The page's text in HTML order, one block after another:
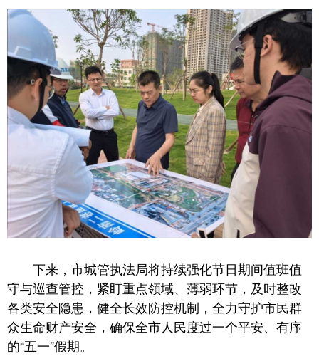
下来，市城管执法局将持续强化节日期间值班值
守与巡查管控，紧盯重点领域、薄弱环节，及时整改
各类安全隐患，健全长效防控机制，全力守护市民群
众生命财产安全，确保全市人民度过一个平安、有序
的“五一”假期。